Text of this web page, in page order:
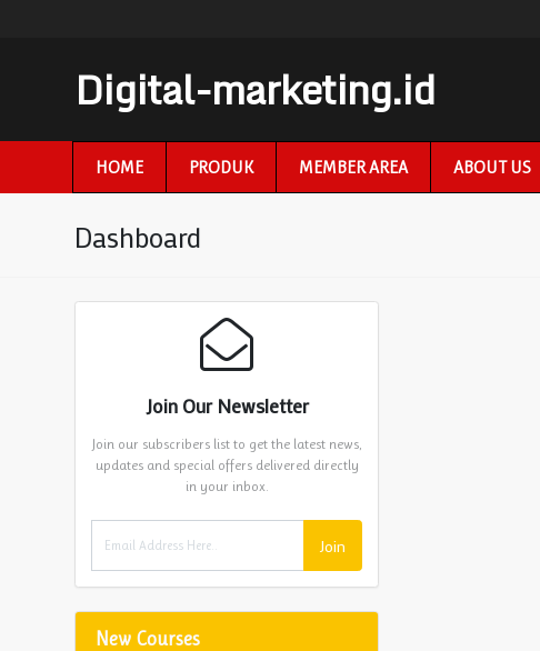
Digital-marketing.id
HOME PRODUK MEMBER AREA ABOUT US
Dashboard
Join Our Newsletter
Join our subscribers list to get the latest news,
updates and special offers delivered directly
in your inbox.
Join
New Courses